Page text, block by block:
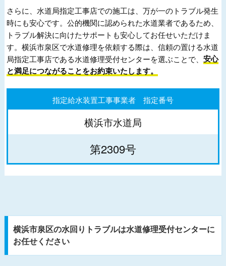
さらに、水道局指定工事店での施工は、万が一のトラブル発生
時にも安心です。公的機関に認められた水道業者であるため、
トラブル解決に向けたサポートも安心してお任せいただけま
す。横浜市泉区で水道修理を依頼する際は、信頼の置ける水道
局指定工事店である水道修理受付センターを選ぶことで、安心
と満足につながることをお約束いたします。
指定給水装置工事事業者 指定番号
横浜市水道局
第2309号
横浜市泉区の水回りトラブルは水道修理受付センターに
お任せください